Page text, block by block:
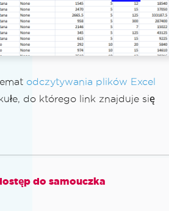
odczytywania plików Excel
do którego link znajduje się
do samouczka